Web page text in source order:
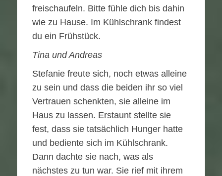
freischaufeln. Bitte fühle dich bis dahin
wie zu Hause. Im Kühlschrank findest
du ein Frühstück.
Tina und Andreas
Stefanie freute sich, noch etwas alleine
zu sein und dass die beiden ihr so viel
Vertrauen schenkten, sie alleine im
Haus zu lassen. Erstaunt stellte sie
fest, dass sie tatsächlich Hunger hatte
und bediente sich im Kühlschrank.
Dann dachte sie nach, was als
nächstes zu tun war. Sie rief mit ihrem